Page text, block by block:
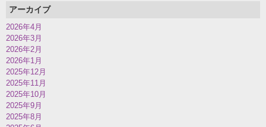
アーカイブ
2026年4月
2026年3月
2026年2月
2026年1月
2025年12月
2025年11月
2025年10月
2025年9月
2025年8月